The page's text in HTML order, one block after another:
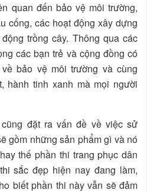
quan đến bảo vệ môi trường,
cống, các hoạt động xây dựng
trồng cây. Thông qua các
các bạn trẻ và cộng đồng có
bảo vệ môi trường và cùng
hành tinh xanh mà mọi người
đặt ra vấn đề về việc sử
gồm những sản phẩm gì và nó
thế phần thi trang phục dân
sắc đẹp hiện nay đang làm,
biết phần thi này vẫn sẽ đảm